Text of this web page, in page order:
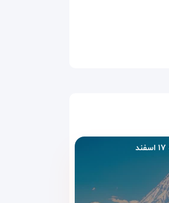
برای سفرهای کوتاه،